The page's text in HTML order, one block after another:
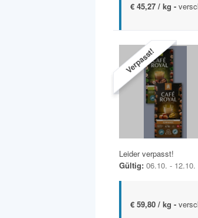
€ 45,27 / kg -
Verpasst!
Leider verpasst!
Gültig: 06.10. - 12.10.
€ 59,80 / kg -